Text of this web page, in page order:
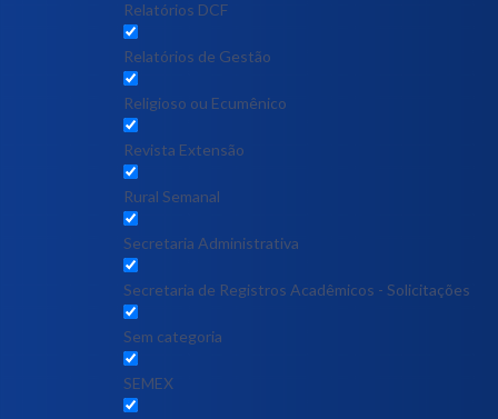
Relatórios DCF
Relatórios de Gestão
Religioso ou Ecumênico
Revista Extensão
Rural Semanal
Secretaria Administrativa
Secretaria de Registros Acadêmicos - Solicitações
Sem categoria
SEMEX